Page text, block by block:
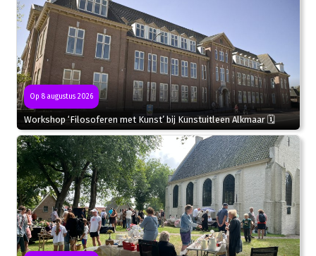
Op 8 augustus 2026
Workshop ‘Filosoferen met Kunst’ bij Kunstuitleen Alkmaar 🗓